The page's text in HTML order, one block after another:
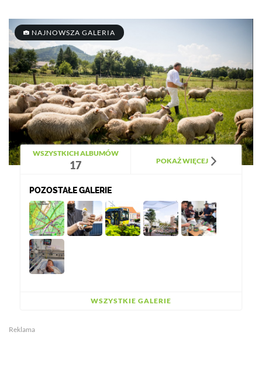
NAJNOWSZA GALERIA
WSZYSTKICH ALBUMÓW
17 POKAŻ WIĘCEJ
POZOSTAŁE GALERIE
WSZYSTKIE GALERIE
Reklama